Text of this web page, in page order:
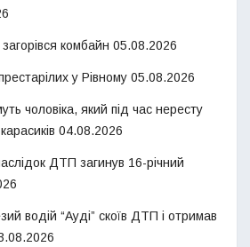
комбайн 05.08.2026
у Рівному 05.08.2026
чоловіка, який під час нересту
04.08.2026
ДТП загинув 16-річний
водій “Ауді” скоїв ДТП і отримав